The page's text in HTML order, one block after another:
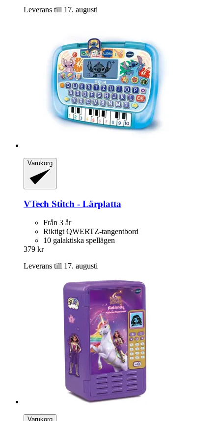
Leverans till 17. augusti
Varukorg
VTech Stitch -​ Lärplatta
Från 3 år
Riktigt QWERTZ-tangentbord
10 galaktiska spellägen
379 kr
Leverans till 17. augusti
Varukorg